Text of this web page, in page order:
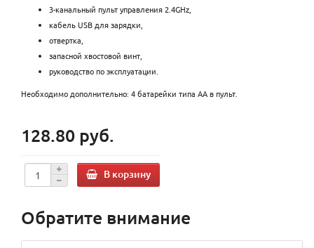
3-канальный пульт управления 2.4GHz,
кабель USB для зарядки,
отвертка,
запасной хвостовой винт,
руководство по эксплуатации.
Необходимо дополнительно: 4 батарейки типа АА в пульт.
128.80 руб.
В корзину
Обратите внимание